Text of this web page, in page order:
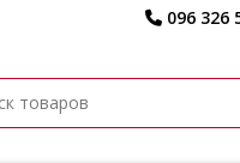
096 326